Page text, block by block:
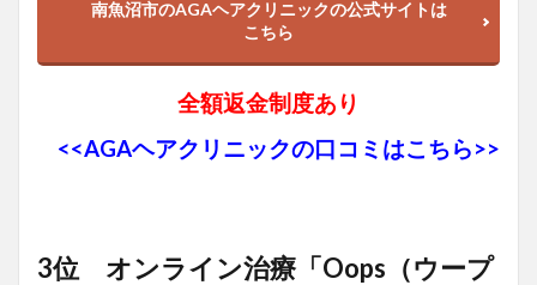
南魚沼市のAGAヘアクリニックの公式サイトは
こちら
全額返金制度あり
<<AGAヘアクリニックの口コミはこちら>>
3位 オンライン治療「Oops（ウープ